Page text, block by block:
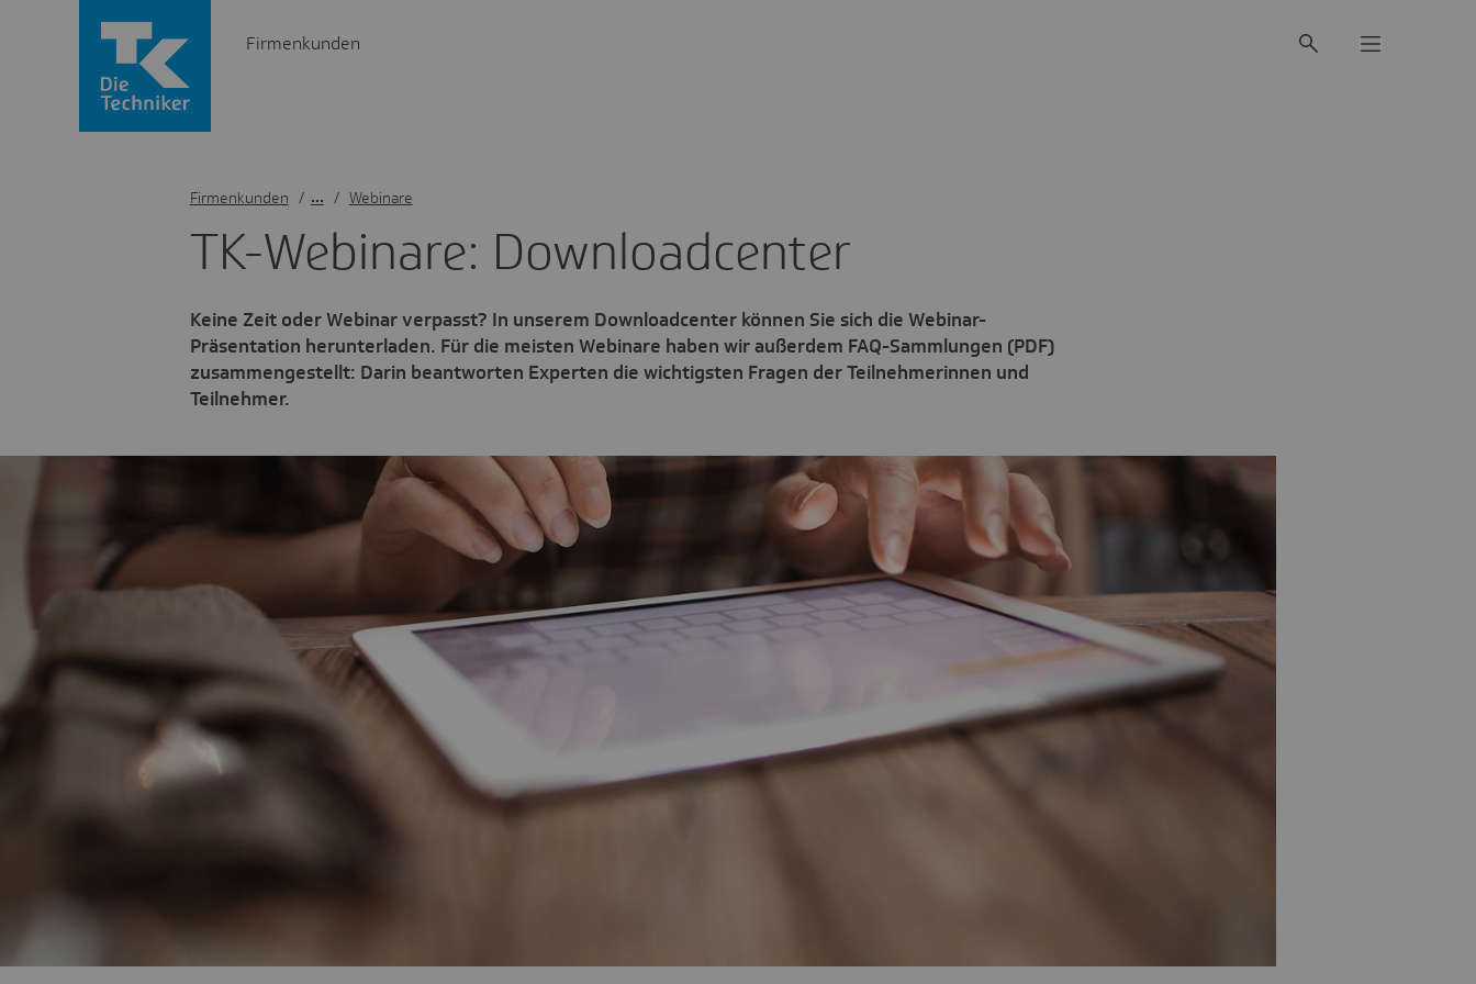
Firmenkunden
TK-Webi­nare: Down­load­center
Keine Zeit oder Webinar verpasst? In unserem Downloadcenter können Sie sich die Webinar-
Präsentation herunterladen. Für die meisten Webinare haben wir außerdem FAQ-Sammlungen (PDF)
zusammengestellt: Darin beantworten Experten die wichtigsten Fragen der Teilnehmerinnen und
Teilnehmer.
Firmenkunden / Webinare